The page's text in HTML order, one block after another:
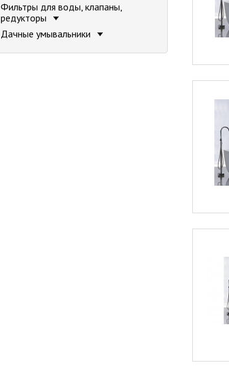
Фильтры для воды, клапаны,
редукторы
Дачные умывальники